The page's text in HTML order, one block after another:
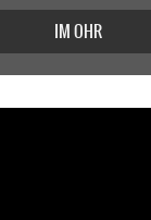
IM OHR